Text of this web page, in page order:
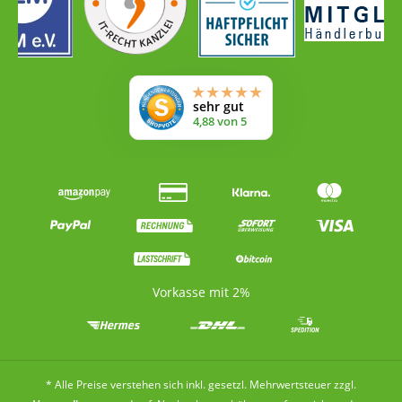
Vorkasse mit 2%
* Alle Preise verstehen sich inkl. gesetzl. Mehrwertsteuer zzgl.